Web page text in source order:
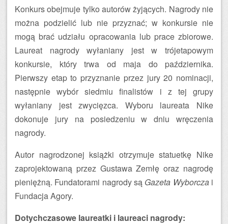
Konkurs obejmuje tylko autorów żyjących. Nagrody nie
można podzielić lub nie przyznać; w konkursie nie
mogą brać udziału opracowania lub prace zbiorowe.
Laureat nagrody wyłaniany jest w trójetapowym
konkursie, który trwa od maja do października.
Pierwszy etap to przyznanie przez jury 20 nominacji,
następnie wybór siedmiu finalistów i z tej grupy
wyłaniany jest zwycięzca. Wyboru laureata Nike
dokonuje jury na posiedzeniu w dniu wręczenia
nagrody.
Autor nagrodzonej książki otrzymuje statuetkę Nike
zaprojektowaną przez Gustawa Zemłę oraz nagrodę
pieniężną. Fundatorami nagrody są Gazeta Wyborczai
Fundacja Agory.
Dotychczasowe laureatki i laureaci nagrody: